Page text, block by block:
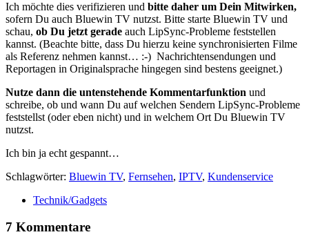
Ich möchte dies verifizieren und bitte daher um Dein Mitwirken,
sofern Du auch Bluewin TV nutzst. Bitte starte Bluewin TV und
schau, ob Du jetzt gerade auch LipSync-Probleme feststellen
kannst. (Beachte bitte, dass Du hierzu keine synchronisierten Filme
als Referenz nehmen kannst… :-) Nachrichtensendungen und
Reportagen in Originalsprache hingegen sind bestens geeignet.)
Nutze dann die untenstehende Kommentarfunktion und
schreibe, ob und wann Du auf welchen Sendern LipSync-Probleme
feststellst (oder eben nicht) und in welchem Ort Du Bluewin TV
nutzst.
Ich bin ja echt gespannt…
Schlagwörter: Bluewin TV, Fernsehen, IPTV, Kundenservice
Technik/Gadgets
7 Kommentare